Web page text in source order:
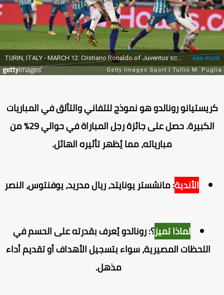
رونالدو هو نموذج للتفاني والتألق في المباريات
الكبيرة. حصل على جائزة رجل المباراة في حوالي 29% من
مبارياته، مما يُظهر تأثيره الهائل.
الأندية: مانشستر يونايتد، ريال مدريد، يوفنتوس، النصر
لماذا تميز؟: رونالدو يُعرف بقدرته على الحسم في
اللحظات المصيرية، سواء بتسجيل الأهداف أو تقديم أداء
مذهل.